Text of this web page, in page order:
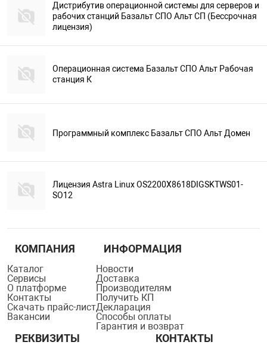
Дистрибутив операционной системы для серверов и
рабочих станций Базальт СПО Альт СП (Бессрочная
лицензия)
Операционная система Базальт СПО Альт Рабочая
станция К
Программный комплекс Базальт СПО Альт Домен
Лицензия Astra Linux OS2200X8618DIGSKTWS01-
SO12
КОМПАНИЯ
Каталог
Сервисы
О платформе
Контакты
Скачать прайс-лист
Вакансии
ИНФОРМАЦИЯ
Новости
Доставка
Производителям
Получить КП
Декларация
Способы оплаты
Гарантия и возврат
РЕКВИЗИТЫ КОНТАКТЫ